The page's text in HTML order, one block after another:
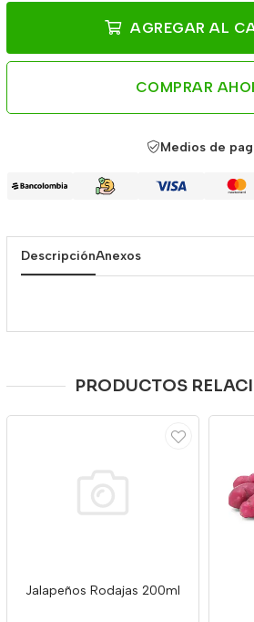
AGREGAR AL
COMPRAR
Medios de
DescripciónAnexos
PRODUCTOS
Jalapeños Rodajas 200ml